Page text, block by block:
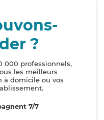
?
000 professionnels,
les meilleurs
à domicile ou vos
7/7